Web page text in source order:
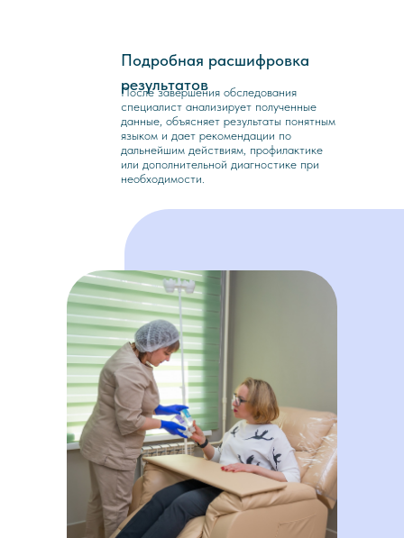
Подробная расшифровка
результатов
После завершения обследования
специалист анализирует полученные
данные, объясняет результаты понятным
языком и дает рекомендации по
дальнейшим действиям, профилактике
или дополнительной диагностике при
необходимости.